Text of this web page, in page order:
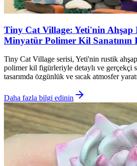
Tiny Cat Village: Yeti'nin Ahşap
Minyatür Polimer Kil Sanatının
Tiny Cat Village serisi, Yeti'nin rustik
polimer kil figürleriyle detaylı ve gerçekçi
tasarımda özgünlük ve sıcak atmosfer
Daha fazla bilgi edinin